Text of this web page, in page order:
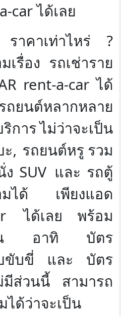
carได้เลย
ราคาเท่าไหร่
?
เรื่อง รถเช่าราย
rent-a-carได้
ถยนต์หลากหลาย
การไม่ว่าจะเป็น
, รถยนต์หรู รวม
ง SUV และ รถตู้
ได้
เพียงแอด
ได้เลย
พร้อม
อาทิ
บัตร
ขับขี่ และ
บัตร
มีส่วนนี้
สามารถ
ได้ว่าจะเป็น